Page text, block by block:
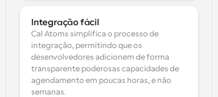
Integração fácil
Cal Atoms simplifica o processo de
integração, permitindo que os
desenvolvedores adicionem de forma
transparente poderosas capacidades de
agendamento em poucas horas, e não
semanas.